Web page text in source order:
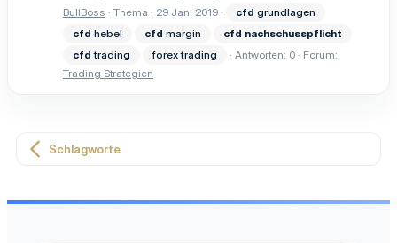
BullBoss
Thema 29 Jan. 2019 cfd grundlagen
cfd hebel cfd margin cfd nachschusspflicht
cfd trading forex trading Antworten: 0
Forum:
Trading Strategien
Schlagworte